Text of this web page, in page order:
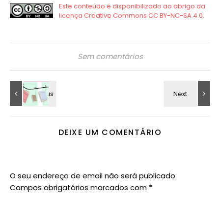
Sem comentários
DEIXE UM COMENTÁRIO
O seu endereço de email não será publicado.
Campos obrigatórios marcados com *